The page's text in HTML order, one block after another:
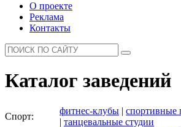
О проекте
Реклама
Контакты
Каталог заведений
Спорт:
фитнес-клубы | спортивные
| танцевальные студии